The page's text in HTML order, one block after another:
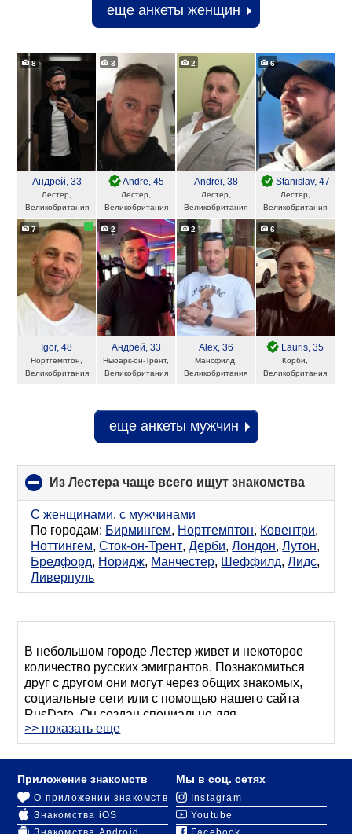
еще анкеты женщин
8
Андрей, 33
Лестер,
Великобритания
3
Andre, 45
Лестер,
Великобритания
2
Andrei, 38
Лестер,
Великобритания
6
Stanislav, 47
Лестер,
Великобритания
7
Igor, 48
Нортгемптон,
Великобритания
2
Андрей, 33
Ньюарк-он-Трент,
Великобритания
2
Alex, 36
Мансфилд,
Великобритания
6
Lauris, 35
Корби,
Великобритания
еще анкеты мужчин
Из Лестера чаще всего ищут знакомства
to
С женщинами,с мужчинами
По городам: Бирмингем, Нортгемптон, Ковентри,
Ноттингем,Сток-он-Трент,Дерби,Лондон,Лутон,
Бредфорд, Норидж, Манчестер, Шеффилд,Лидс,
Ливерпуль
В небольшом городе Лестер живет и некоторое
количество русских эмигрантов. Познакомиться
друг с другом они могут через общих знакомых,
социальные сети или с помощью нашего сайта
RusDate. Он создан специально для
русскоговорящего населения Великобритании:
если вы хотите найти друзей среди «своих» или
начать отношения с русскоязычным мужчиной или
женщиной, наш ресурс вам точно в этом поможет.
Для знакомства в Лестере с парнями или
девушкамипройдите регистрациюи заполните
>> показать еще
Приложение знакомств
О приложении знакомств
Знакомства iOS
Мы в соц. сетях
Instagram
Youtube